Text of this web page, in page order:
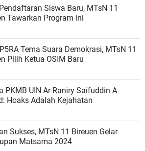
Siswa Baru, MTsN 11
Tawarkan Program ini
Tema Suara Demokrasi, MTsN 11
Pilih Ketua OSIM Baru
PKMB UIN Ar-Raniry Saifuddin A
Rasyid: Hoaks Adalah Kejahatan
Sukses, MTsN 11 Bireuen Gelar
Matsama 2024